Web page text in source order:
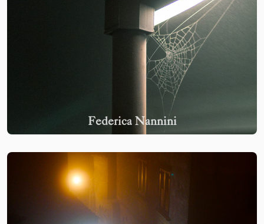
Federica Nannini